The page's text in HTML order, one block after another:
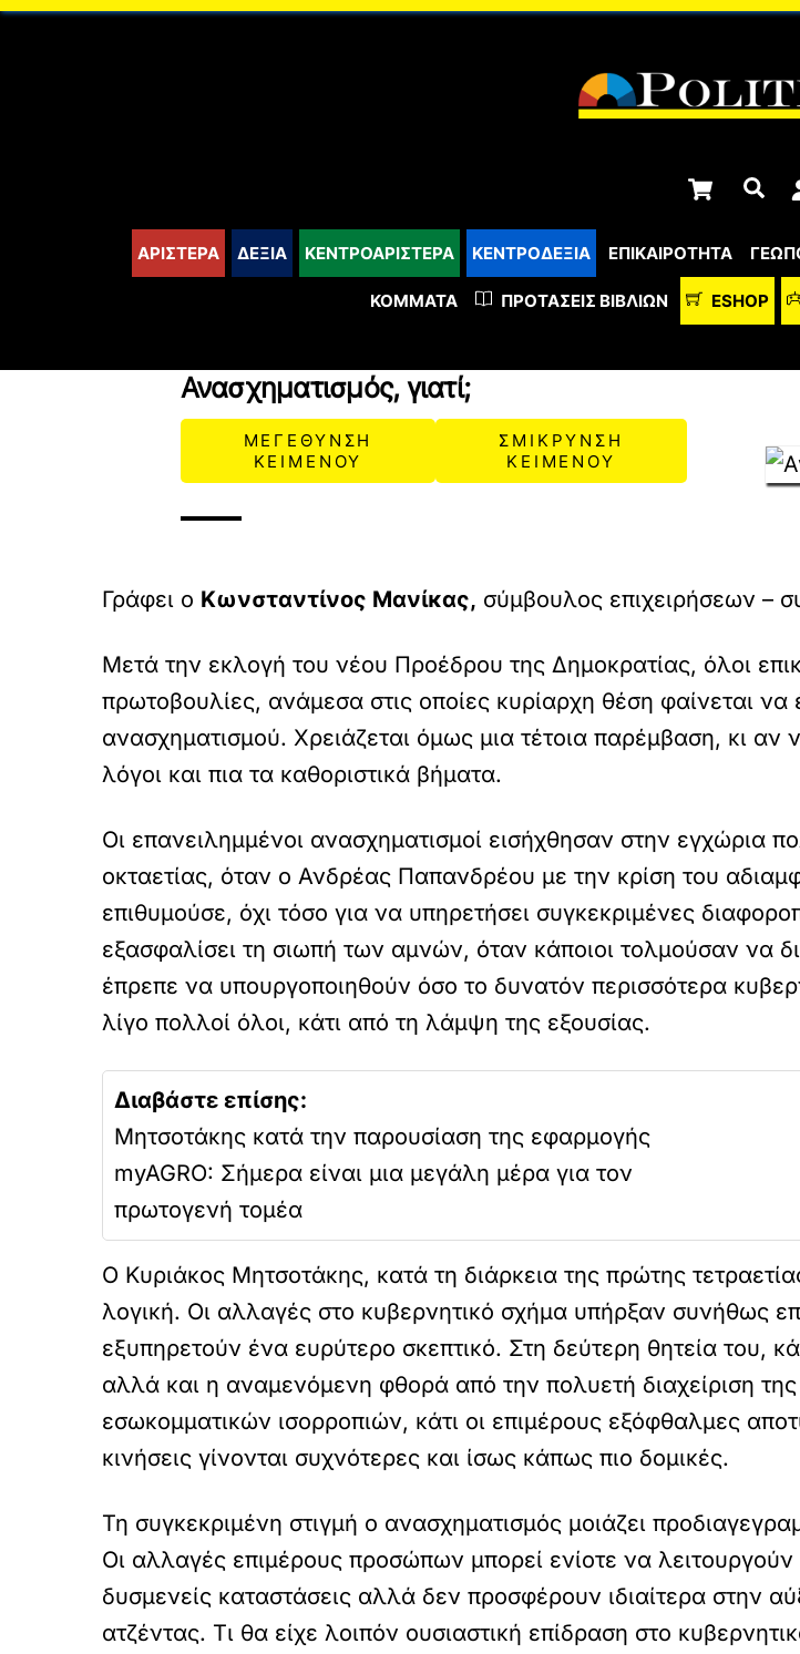
content
Cart
ΑΡΙΣΤΕΡΑ ΔΕΞΙΑ ΚΕΝΤΡΟΑΡΙΣΤΕΡΑ ΚΕΝΤΡΟΔΕΞΙΑ ΕΠΙΚΑΙΡΟΤΗΤΑ
ΚΌΜΜΑΤΑ ΠΡΟΤΆΣΕΙΣ ΒΙΒΛΊΩΝ ESHOP
Ανασχηματισμός, γιατί;
ΜΕΓΕΘΥΝΣΗ
ΚΕΙΜΕΝΟΥ
ΣΜΙΚΡΥΝΣΗ
ΚΕΙΜΕΝΟΥ
Γράφει ο Κωνσταντίνος Μανίκας, σύμβουλος επιχειρήσεων –
Μετά την εκλογή του νέου Προέδρου της Δημοκρατίας, όλοι
πρωτοβουλίες, ανάμεσα στις οποίες κυρίαρχη θέση φαίνεται να
ανασχηματισμού. Χρειάζεται όμως μια τέτοια παρέμβαση, κι αν
λόγοι και πια τα καθοριστικά βήματα.
Οι επανειλημμένοι ανασχηματισμοί εισήχθησαν στην εγχώρια
οκταετίας, όταν ο Ανδρέας Παπανδρέου με την κρίση του
επιθυμούσε, όχι τόσο για να υπηρετήσει συγκεκριμένες
εξασφαλίσει τη σιωπή των αμνών, όταν κάποιοι τολμούσαν να
έπρεπε να υπουργοποιηθούν όσο το δυνατόν περισσότερα
λίγο πολλοί όλοι, κάτι από τη λάμψη της εξουσίας.
Διαβάστε επίσης:
Μητσοτάκης κατά την παρουσίαση της εφαρμογής
myAGRO: Σήμερα είναι μια μεγάλη μέρα για τον
πρωτογενή τομέα
Ο Κυριάκος Μητσοτάκης, κατά τη διάρκεια της πρώτης
λογική. Οι αλλαγές στο κυβερνητικό σχήμα υπήρξαν συνήθως
εξυπηρετούν ένα ευρύτερο σκεπτικό. Στη δεύτερη θητεία του,
αλλά και η αναμενόμενη φθορά από την πολυετή διαχείριση
εσωκομματικών ισορροπιών, κάτι οι επιμέρους εξόφθαλμες
κινήσεις γίνονται συχνότερες και ίσως κάπως πιο δομικές.
Τη συγκεκριμένη στιγμή ο ανασχηματισμός μοιάζει
Οι αλλαγές επιμέρους προσώπων μπορεί ενίοτε να
δυσμενείς καταστάσεις αλλά δεν προσφέρουν ιδιαίτερα στην
ατζέντας. Τι θα είχε λοιπόν ουσιαστική επίδραση στο